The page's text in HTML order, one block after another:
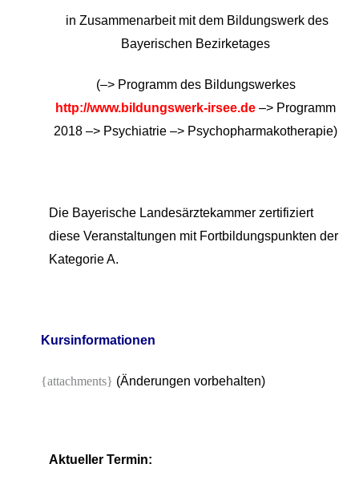
in Zusammenarbeit mit dem Bildungswerk des
Bayerischen Bezirketages
(–> Programm des Bildungswerkes
http://www.bildungswerk-irsee.de –> Programm
2018 –> Psychiatrie –> Psychopharmakotherapie)
Die Bayerische Landesärztekammer zertifiziert
diese Veranstaltungen mit Fortbildungspunkten der
Kategorie A.
Kursinformationen
{attachments} (Änderungen vorbehalten)
Aktueller Termin: